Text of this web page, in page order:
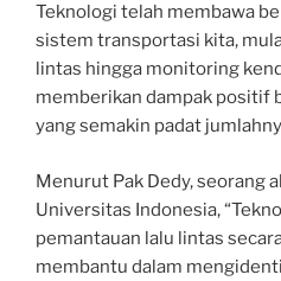
Teknologi telah membawa
sistem transportasi kita,
lintas hingga monitoring
memberikan dampak positif
yang semakin padat
Menurut Pak Dedy, seorang
Universitas Indonesia,
pemantauan lalu lintas
membantu dalam